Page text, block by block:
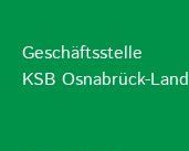
Geschäftsstelle
KSB Osnabrück-Land